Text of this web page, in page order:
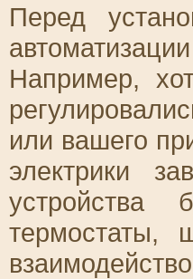
Перед
Например,
или вашего
электрики
устройства
термостаты,